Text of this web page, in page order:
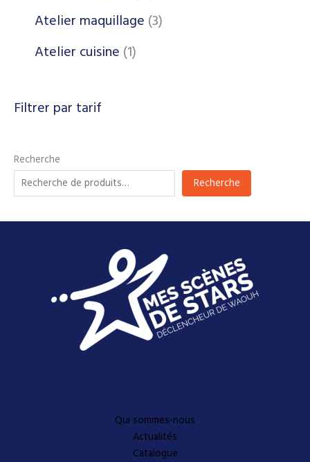
Atelier maquillage 3
Atelier cuisine 1
Filtrer par tarif
Recherche
Recherche
Qui sommes-nous
Actualités
Catalogue